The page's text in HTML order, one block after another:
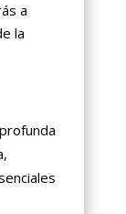
a
la